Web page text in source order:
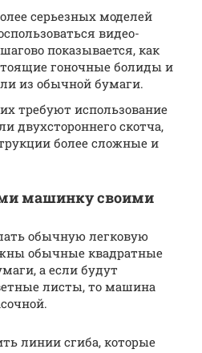
серьезных моделей
видео-
показывается, как
гоночные болиды и
из обычной бумаги.
требуют использование
двухстороннего скотча,
более сложные и
машинку своими
обычную легковую
обычные квадратные
а если будут
листы, то машина
линии сгиба, которые